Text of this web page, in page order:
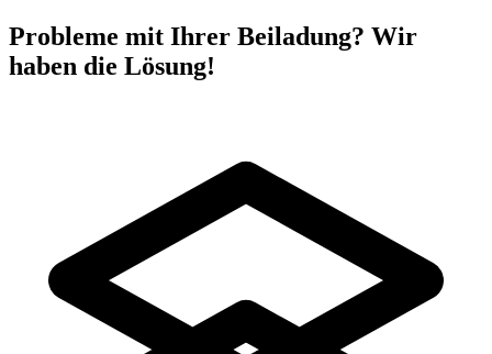
Probleme mit Ihrer Beiladung? Wir
haben die Lösung!